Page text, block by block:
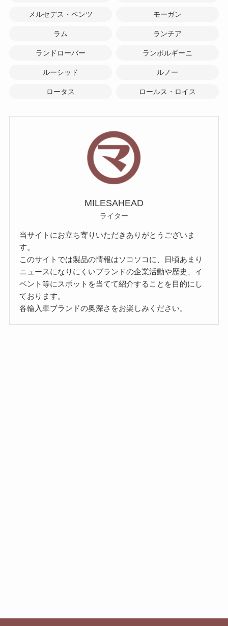
メルセデス・ベンツ モーガン
ラム ランチア
ランドローバー ランボルギーニ
ルーシッド ルノー
ロータス ロールス・ロイス
MILESAHEAD
ライター
当サイトにお立ち寄りいただきありがとうございま
す。
このサイトでは製品の情報はソコソコに、日頃あまり
ニュースになりにくいブランドの企業活動や歴史、イ
ベント等にスポットを当てて紹介することを目的にし
ております。
各輸入車ブランドの奥深さをお楽しみください。